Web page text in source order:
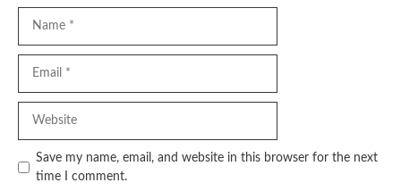
Save my name, email, and website in this browser for the next
time I comment.